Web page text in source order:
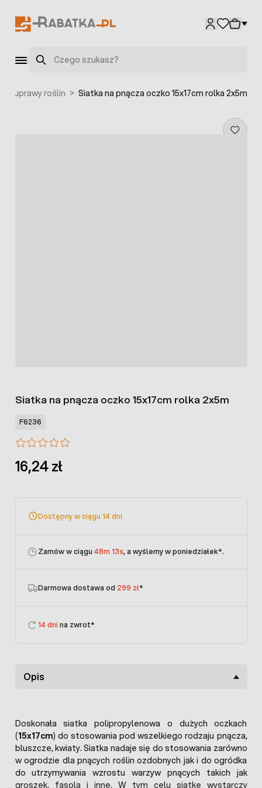
Szukaj
uprawy roślin > Siatka na pnącza oczko 15x17cm rolka 2x5m
Siatka na pnącza oczko 15x17cm rolka 2x5m
F6236
16,24 zł
Dostępny w ciągu 14 dni
Zamów w ciągu 48m 13s, a wyślemy w poniedziałek*.
Darmowa dostawa od 299 zł*
14 dni na zwrot*
Opis
Doskonała siatka polipropylenowa o dużych oczkach
(15x17cm) do stosowania pod wszelkiego rodzaju pnącza,
bluszcze, kwiaty. Siatka nadaje się do stosowania zarówno
w ogrodzie dla pnących roślin ozdobnych jak i do ogródka
do utrzymywania wzrostu warzyw pnących takich jak
groszek, fasola i inne. W tym celu siatkę wystarczy